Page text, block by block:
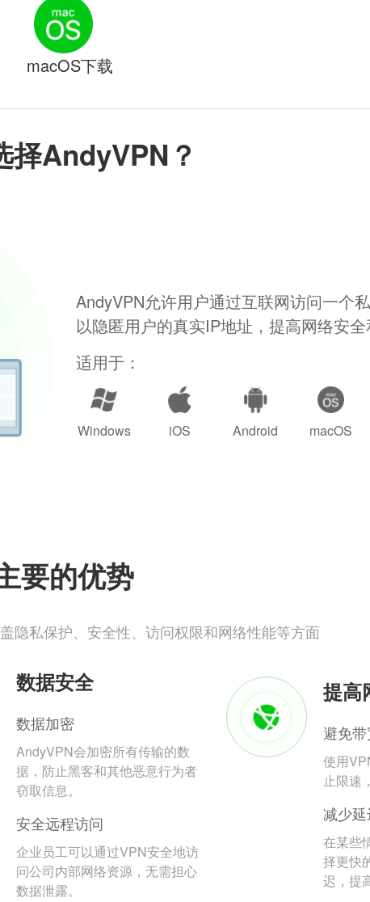
择AndyVPN？
AndyVPN允许用户通过互联网访问一个
以隐匿用户的真实IP地址，提高网络安全
适用于：
Windows iOS Android macOS
要的优势
隐私保护、安全性、访问权限和网络性能等方面
数据安全
数据加密
AndyVPN会加密所有传输的数
据，防止黑客和其他恶意行为者
窃取信息。
安全远程访问
企业员工可以通过VPN安全地访
问公司内部网络资源，无需担心
数据泄露。
提高
避免
使用
止限速
减少延
在某些
择更快
迟，提
macOS下载